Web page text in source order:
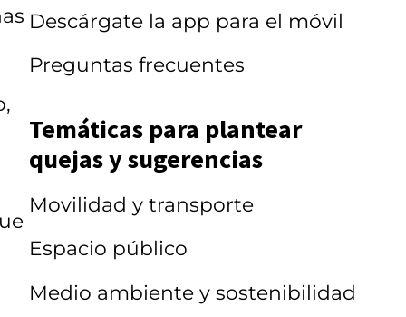
Descárgate la app para el móvil
Preguntas frecuentes
Temáticas para plantear
quejas y sugerencias
Movilidad y transporte
Espacio público
Medio ambiente y sostenibilidad